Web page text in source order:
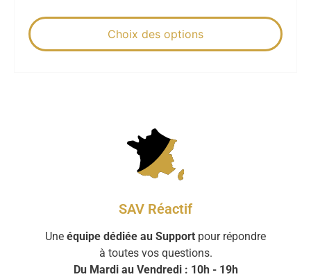
Choix des options
SAV Réactif
Une équipe dédiée au Support pour répondre
à toutes vos questions.
Du Mardi au Vendredi : 10h - 19h